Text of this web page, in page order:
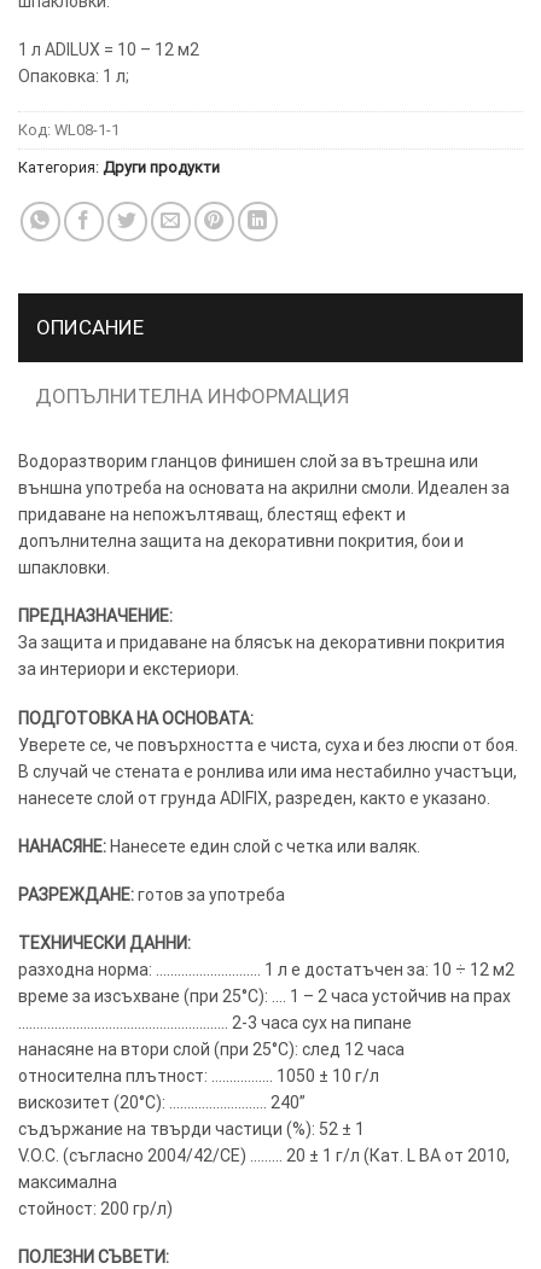
1 л ADILUX = 10 – 12 м2
Опаковка: 1 л;
Код: WL08-1-1
Категория: Други продукти
ОПИСАНИЕ
ДОПЪЛНИТЕЛНА ИНФОРМАЦИЯ
Водоразтворим гланцов финишен слой за вътрешна или
външна употреба на основата на акрилни смоли. Идеален за
придаване на непожълтяващ, блестящ ефект и
допълнителна защита на декоративни покрития, бои и
шпакловки.
ПРЕДНАЗНАЧЕНИЕ:
За защита и придаване на блясък на декоративни покрития
за интериори и екстериори.
ПОДГОТОВКА НА ОСНОВАТА:
Уверете се, че повърхността е чиста, суха и без люспи от боя.
В случай че стената е ронлива или има нестабилно участъци,
нанесете слой от грунда ADIFIX, разреден, както е указано.
НАНАСЯНЕ: Нанесете един слой с четка или валяк.
РАЗРЕЖДАНЕ:готов за употреба
ТЕХНИЧЕСКИ ДАННИ:
разходна норма: ……………………….. 1 л е достатъчен за: 10 ÷ 12 м2
време за изсъхване (при 25°C): …. 1 – 2 часа устойчив на прах
…………………………………………………. 2-3 часа сух на пипане
нанасяне на втори слой (при 25°C): след 12 часа
относителна плътност: …………….. 1050 ± 10 г/л
вискозитет (20°C): ……………………… 240”
съдържание на твърди частици (%): 52 ± 1
V.O.C. (съгласно 2004/42/CE) ……… 20 ± 1 г/л (Кат. L BA от 2010,
максимална
стойност: 200 гр/л)
ПОЛЕЗНИ СЪВЕТИ:
× ТОЗИ
САЙТ
ИЗПОЛЗВА
БИСКВИТКИ.
ПОВЕЧЕ
МОЖЕТЕ
ДА